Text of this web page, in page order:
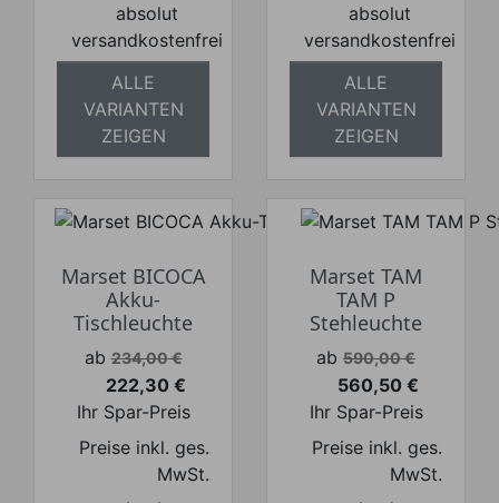
absolut
versandkostenfrei
ALLE
VARIANTEN
ZEIGEN
absolut
versandkostenfrei
ALLE
VARIANTEN
ZEIGEN
Marset BICOCA
Akku-
Tischleuchte
Verkaufspreis
ab 234,00 €
Preis
222,30 €
Ihr Spar-Preis
Preise inkl. ges.
MwSt.
Marset TAM
TAM P
Stehleuchte
Verkaufspreis
ab 590,00 €
Preis
560,50 €
Ihr Spar-Preis
Preise inkl. ges.
MwSt.